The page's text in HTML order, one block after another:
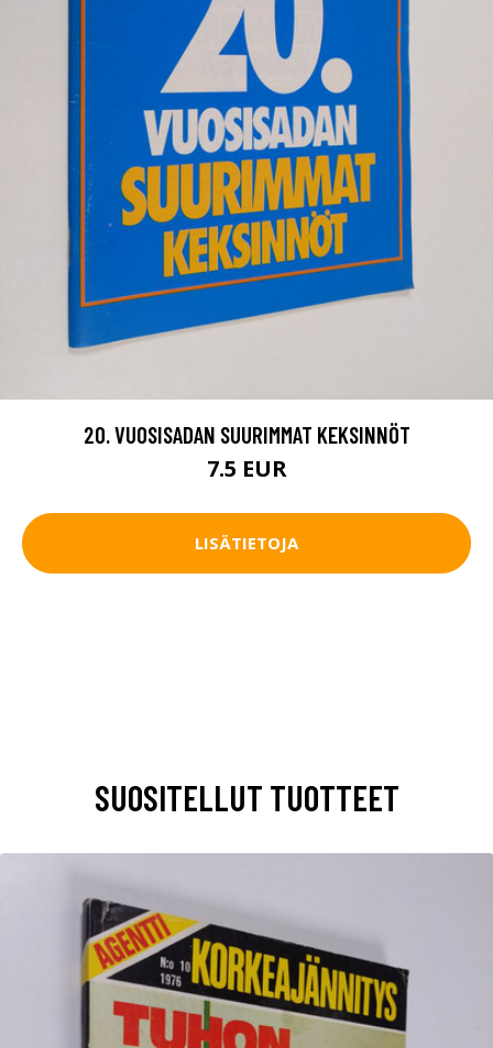
20. VUOSISADAN SUURIMMAT KEKSINNÖT
7.5 EUR
LISÄTIETOJA
SUOSITELLUT TUOTTEET